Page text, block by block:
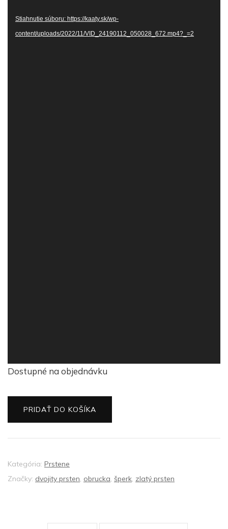
Stiahnutie súboru: https://kaaty.sk/wp-
content/uploads/2022/11/VID_24190112_050028_672.mp4?_=2
Dostupné na objednávku
množstvo
Zlatý
dvojitý
PRIDAŤ DO KOŠÍKA
Kategória: Prstene
Značky: dvojity prsten, obrucka, šperk, zlatý prsten